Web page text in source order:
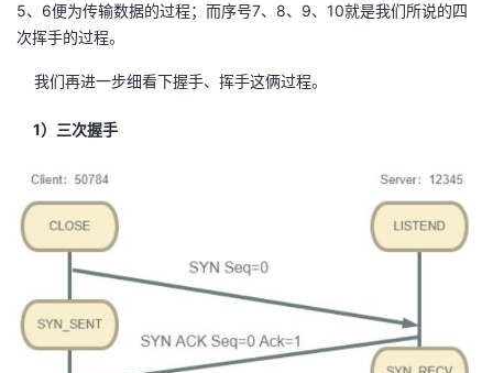
5、6便为传输数据的过程；而序号7、8、9、10就是我们所说的四
次挥手的过程。
我们再进一步细看下握手、挥手这俩过程。
1）三次握手